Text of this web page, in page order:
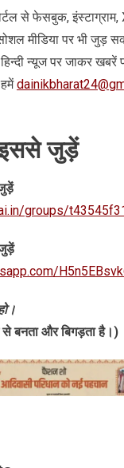
से फेसबुक, इंस्‍टाग्राम,
मीडिया पर भी जुड़
न्‍यूज पर जाकर
इससे जुड़ें
groups/
से बनता और बिगड़ता है।)